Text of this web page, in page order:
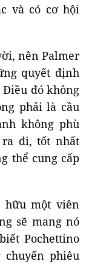
và có cơ hội
nên Palmer
quyết định
đó không
phải là cầu
không phù
đi, tốt nhất
thể cung cấp
hữu một viên
sẽ mang nó
Pochettino
chuyến phiêu